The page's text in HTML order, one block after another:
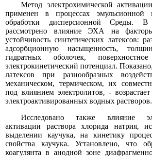
Метод электрохимической
применен в процессах эмульсионной
обработки дисперсионной Среды.
рассмотрено влияние ЭХА на
устойчивость синтетических латексов:
адсорбционную насыщенность,
гидратных оболочек,
электрокинетический потенциал.
латексов при разнообразных
механическом, термическом, их
под влиянием электролитов, -
электроактивированных водных растворов.
Исследовано также влияние
активации раствора хлорида натрия,
выделении каучука, на кинетику
свойства каучука. Установлено, что
коагулянта в анодной зоне